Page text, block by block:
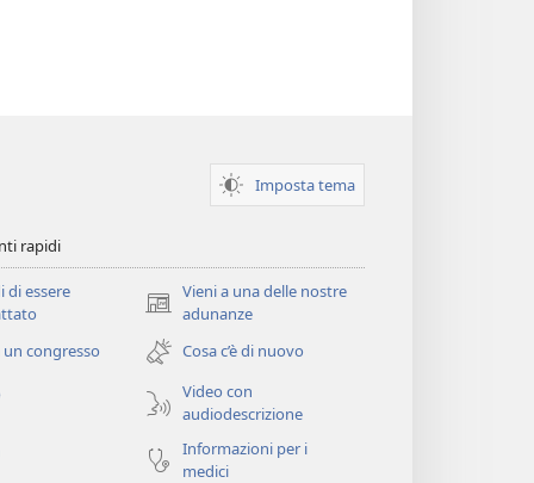
Imposta tema
rapidi
di essere
Vieni a una delle nostre
adunanze
(apre
una
nuova
finestra)
un congresso
Cosa c’è di nuovo
Video con
audiodescrizione
Informazioni per i
medici